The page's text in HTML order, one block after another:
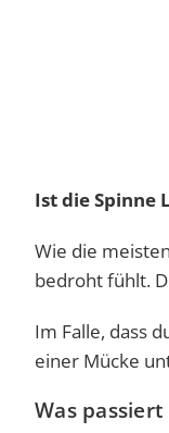
Ist die Spinne
Wie die
bedroht fühlt.
Im Falle, dass
einer Mücke
Was